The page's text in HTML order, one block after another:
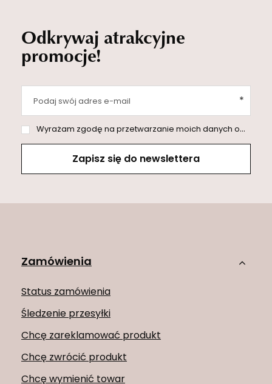
Odkrywaj atrakcyjne
promocje!
Podaj swój adres e-mail
Wyrażam zgodę na przetwarzanie moich danych osobowych (adres e-mail) na potrzeby wysyłki newslettera z informacją handlową (marketing). Więcej w
Zapisz się do newslettera
Zamówienia
Status zamówienia
Śledzenie przesyłki
Chcę zareklamować produkt
Chcę zwrócić produkt
Chcę wymienić towar